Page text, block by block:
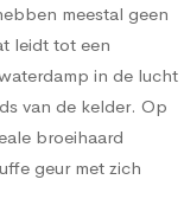
meestal geen
leidt tot een
in de lucht
van de kelder. Op
broeihaard
geur met zich